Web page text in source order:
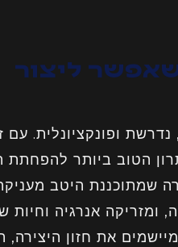
ליצור
ופונקציונלית. עם
הטוב ביותר להפחתת
שמתוכננת היטב
אנרגיה וחיות
את חזון היצירה,